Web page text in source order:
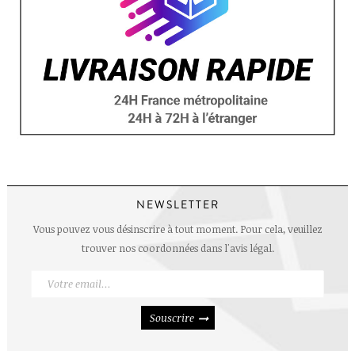
NEWSLETTER
Vous pouvez vous désinscrire à tout moment. Pour cela, veuillez
trouver nos coordonnées dans l'avis légal.
Souscrire